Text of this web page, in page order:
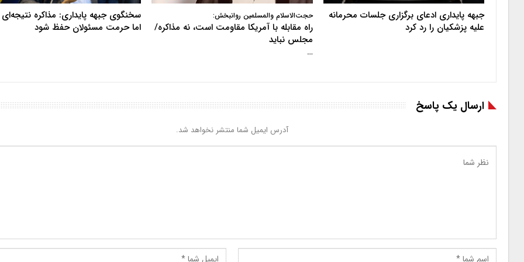
جبهه پایداری ادعای برگزاری جلسات محرمانه
علیه پزشکیان را رد کرد
حجت‌الاسلام والمسلمین روانبخش:
راه مقابله با آمریکا مقاومت است، نه مذاکره/
مجلس نباید
…
سخنگوی جبهه پایداری: مذاکره نتیجه‌ای
اما حرمت مسئولان حفظ شود
ارسال یک پاسخ
آدرس ایمیل شما منتشر نخواهد شد.